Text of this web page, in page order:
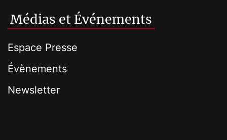
Médias et Événements
Espace Presse
Évènements
Newsletter